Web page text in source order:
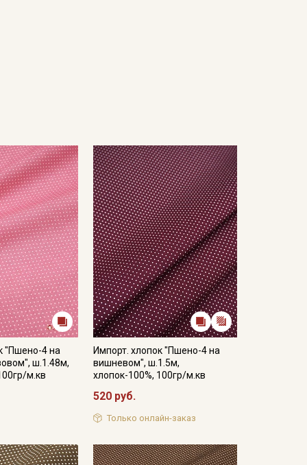
"Пшено-4 на
ш.1.48м,
м.кв
Импорт. хлопок "Пшено-4 на
вишневом", ш.1.5м,
хлопок-100%, 100гр/м.кв
520 руб.
Только онлайн-заказ